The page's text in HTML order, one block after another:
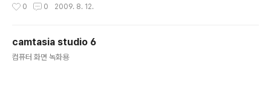
0 0 2009. 8. 12.
camtasia studio 6
컴퓨터 화면 녹화용